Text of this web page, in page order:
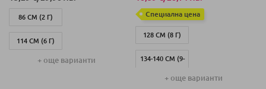
86 СМ (2 Г)
114 СМ (6 Г)
104 СМ (4 Г)
+ още варианти
Специална цена
128 СМ (8 Г)
134-140 СМ (9-
+ още варианти